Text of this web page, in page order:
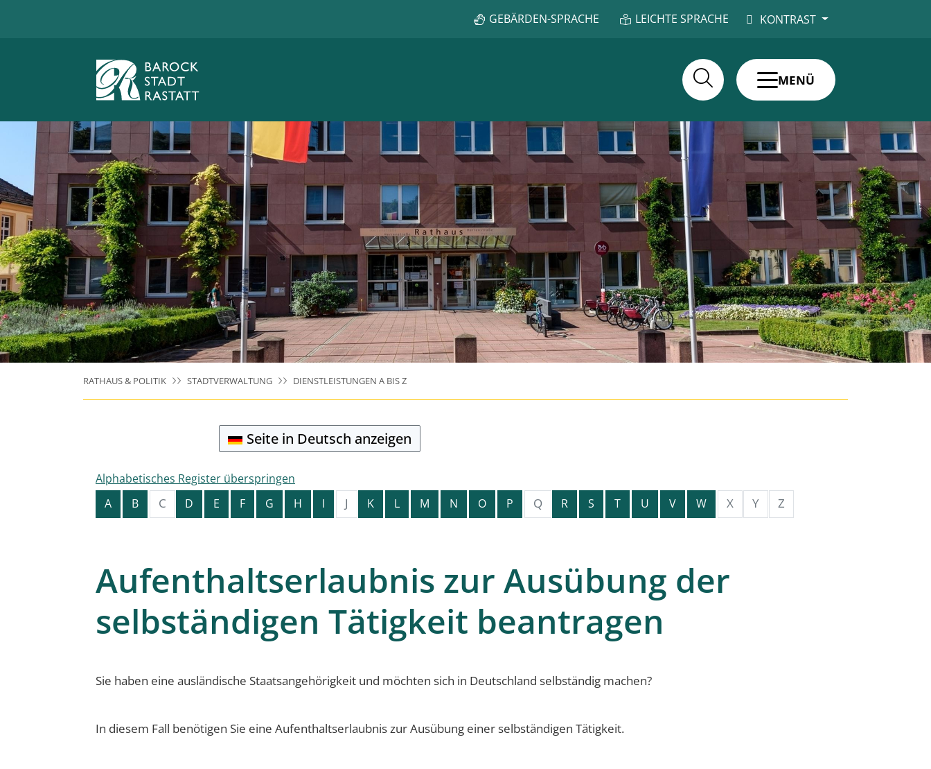
GEBÄRDEN-SPRACHE LEICHTE SPRACHE KONTRAST
MENÜ
RATHAUS & POLITIK STADTVERWALTUNG DIENSTLEISTUNGEN A BIS Z
Seite in Deutsch anzeigen
Alphabetisches Register überspringen
A
B C D E F G H I J K L M N O P Q R S T U V W X Y Z
Aufenthaltserlaubnis zur Ausübung der
selbständigen Tätigkeit beantragen
Sie haben eine ausländische Staatsangehörigkeit und möchten sich in Deutschland selbständig machen?
In diesem Fall benötigen Sie eine Aufenthaltserlaubnis zur Ausübung einer selbständigen Tätigkeit.